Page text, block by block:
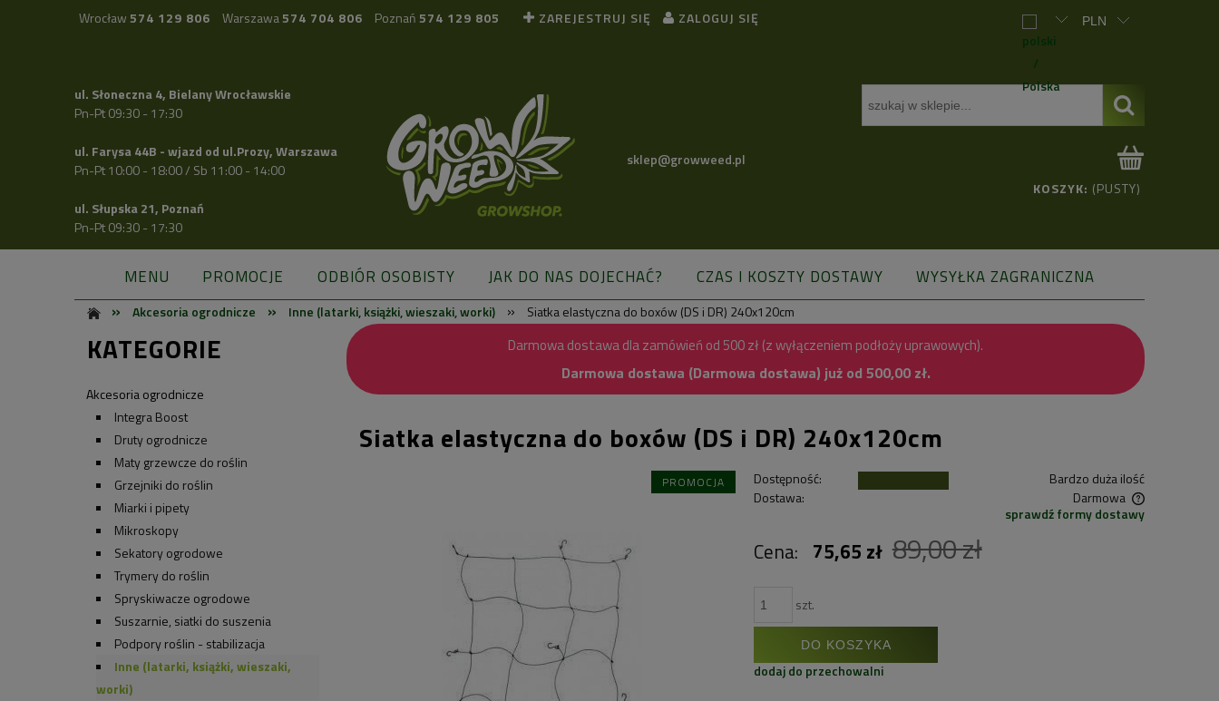
Wrocław 574 129 806 Warszawa574 704 806 Poznań 574 129 805 ZAREJESTRUJ SIĘ ZALOGUJ SIĘ
ul. Słoneczna 4, Bielany Wrocławskie
Pn-Pt 09:30 - 17:30
ul. Farysa 44B - wjazd od ul.Prozy, Warszawa
Pn-Pt 10:00 - 18:00 / Sb 11:00 - 14:00
ul. Słupska 21, Poznań
Pn-Pt 09:30 - 17:30
sklep@growweed.pl
KOSZYK: (PUSTY)
MENU PROMOCJE ODBIÓR OSOBISTY JAK DO NAS DOJECHAĆ? CZAS I KOSZTY DOSTAWY
WYSYŁKA ZAGRANICZNA
BLOG
» Akcesoria ogrodnicze » Inne (latarki, książki, wieszaki, worki) » Siatka elastyczna do boxów (DS i DR) 240x120cm
KATEGORIE
Akcesoria ogrodnicze
Integra Boost
Druty ogrodnicze
Maty grzewcze do roślin
Grzejniki do roślin
Miarki i pipety
Mikroskopy
Sekatory ogrodowe
Trymery do roślin
Spryskiwacze ogrodowe
Suszarnie, siatki do suszenia
Podpory roślin - stabilizacja
Inne (latarki, książki, wieszaki,
worki)
Darmowa dostawa dla zamówień od 500 zł (z wyłączeniem podłoży uprawowych).
Darmowa dostawa (Darmowa dostawa) już od 500,00 zł.
Siatka elastyczna do boxów (DS i DR) 240x120cm
PROMOCJA Dostępność:
Bardzo duża ilość
Dostawa:
Darmowa
Cena nie zawiera ewentualnych kosztów
płatności
sprawdź formy dostawy
Cena: 75,65 zł 89,00 zł
szt.
DO KOSZYKA
dodaj do przechowalni